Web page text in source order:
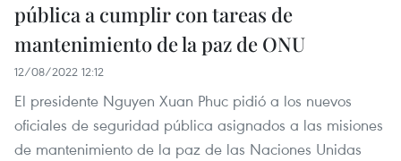
pública a cumplir con tareas de
mantenimiento de la paz de ONU
12/08/2022 12:12
El presidente Nguyen Xuan Phuc pidió a los nuevos
oficiales de seguridad pública asignados a las misiones
de mantenimiento de la paz de las Naciones Unidas